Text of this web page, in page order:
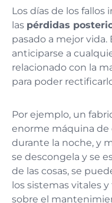
Los días de los
las pérdidas
pasado a mejor vida.
anticiparse a
relacionado con la
para poder
Por ejemplo, un
enorme máquina de
durante la noche, y
se descongela y se
de las cosas, se
los sistemas vitales
sobre el